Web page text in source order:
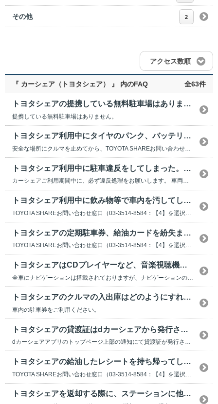
その他 2
アクセス数順
『 カーシェア（トヨタシェア） 』 内のFAQ 全63件
トヨタシェアの提携している無料駐車場はありますか？
提携している無料駐車場はありません。
トヨタシェア利用中にタイヤのパンク、バッテリー上がりなどで使用できなくなった場合は、どうすればいいですか？
安全な場所にクルマを止めてから、TOYOTA SHAREお問い合わせ窓口（0120-556-6...
トヨタシェア利用中に駐車違反をしてしまった。どうすればいいですか？
カーシェアご利用期間中に、必ず違反処理をお願いします。 車両のご返却までに違反処理をしていた...
トヨタシェア利用中に飲み物等で車内を汚してしまった場合は、どうすればいいですか？
トヨタシェアの定期駐車券、給油カードを紛失または損傷してしまった。どうすればいいですか？
TOYOTA SHAREお問い合わせ窓口（03-3514-8584：【4】を選択）にご連絡くだ...
トヨタシェアはCDプレイヤーなど、音楽視聴機器は搭載されていますか？
トヨタシェアのクルマの入出庫はどのようにすればいいですか？
車内の駐車券をご利用ください。
トヨタシェアの貸渡証はdカーシェアから発行されますか？
dカーシェアアプリのトップページ上部の通知にて貸渡証が発行されます。
トヨタシェアの給油したレシートを持ち帰ってしまいました。どうすればいいですか？
トヨタシェアを返却する際に、ステーションに他のクルマが停まっていた。どうすればいいですか？